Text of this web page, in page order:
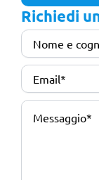
Richiedi